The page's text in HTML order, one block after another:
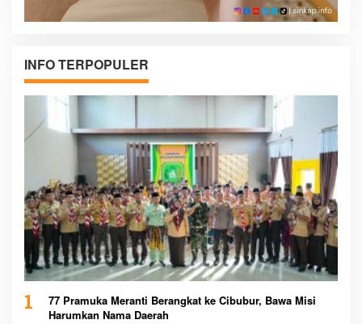
INFO TERPOPULER
1
77 Pramuka Meranti Berangkat ke Cibubur, Bawa Misi
Harumkan Nama Daerah